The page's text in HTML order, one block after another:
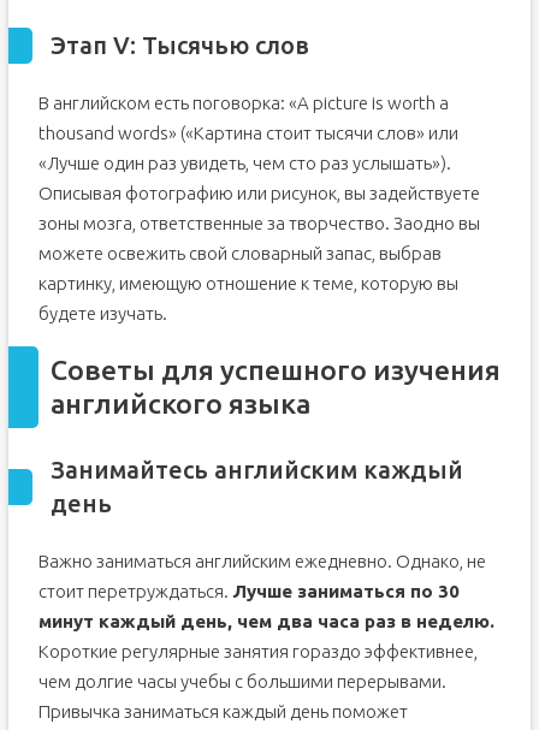
Этап V: Тысячью слов
В английском есть поговорка: «A picture is worth a
thousand words» («Картина стоит тысячи слов» или
«Лучше один раз увидеть, чем сто раз услышать»).
Описывая фотографию или рисунок, вы задействуете
зоны мозга, ответственные за творчество. Заодно вы
можете освежить свой словарный запас, выбрав
картинку, имеющую отношение к теме, которую вы
будете изучать.
Советы для успешного изучения
английского языка
Занимайтесь английским каждый
день
Важно заниматься английским ежедневно. Однако, не
стоит перетруждаться. Лучше заниматься по 30
минут каждый день, чем два часа раз в неделю.
Короткие регулярные занятия гораздо эффективнее,
чем долгие часы учебы с большими перерывами.
Привычка заниматься каждый день поможет